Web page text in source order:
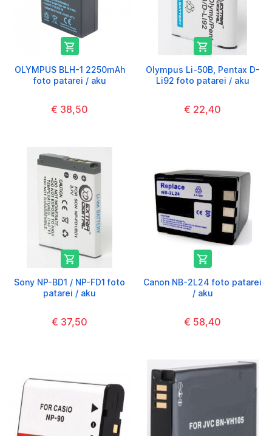

OLYMPUS BLH-1 2250mAh
foto patarei / aku
€ 38,50

Olympus Li-50B, Pentax D-
Li92 foto patarei / aku
€ 22,40

Sony NP-BD1 / NP-FD1 foto
patarei / aku
€ 37,50

Canon NB-2L24 foto patarei
/ aku
€ 58,40